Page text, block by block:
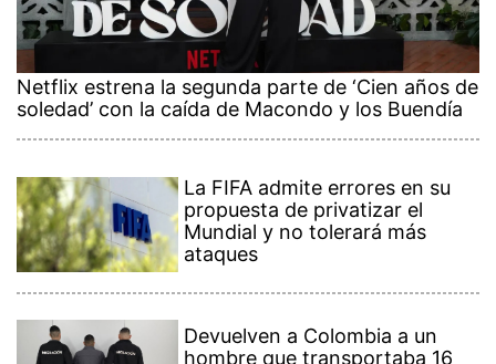
Netflix estrena la segunda parte de ‘Cien años de
soledad’ con la caída de Macondo y los Buendía
La FIFA admite errores en su
propuesta de privatizar el
Mundial y no tolerará más
ataques
Devuelven a Colombia a un
hombre que transportaba 16